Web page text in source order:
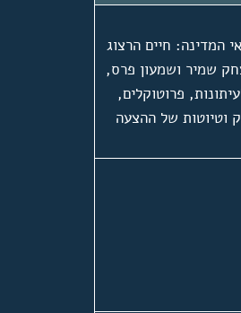
המדינה: חיים הרצוג
שמיר ושמעון פרס,
פרוטוקלים,
וטיוטות של ההצעה